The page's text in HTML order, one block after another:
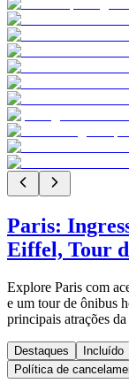
Paris:
Eiffel, Tour
Explore Paris com
e um tour de ônibus
principais atrações
Destaques Incluído
Política de